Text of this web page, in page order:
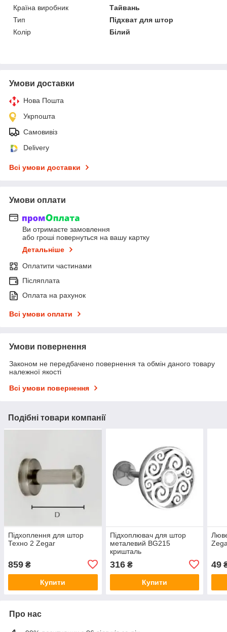
Країна виробник
Тайвань
Тип
Підхват для штор
Колір
Білий
Умови доставки
Нова Пошта
Укрпошта
Самовивіз
Delivery
Всі умови доставки
Умови оплати
Ви отримаєте замовлення
або гроші повернуться на вашу картку
Детальніше
Оплатити частинами
Післяплата
Оплата на рахунок
Всі умови оплати
Умови повернення
Законом не передбачено повернення та обмін даного товару
належної якості
Всі умови повернення
Подібні товари компанії
Підхоплення для штор
Техно 2 Zegar
859 ₴
Купити
Підхоплювач для штор
металевий BG215
кришталь
316₴
Купити
49
Про нас